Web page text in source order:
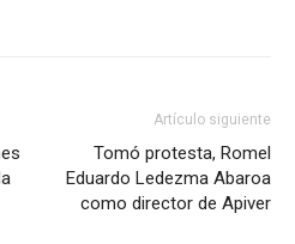
Artículo siguiente
Tomó protesta, Romel
Eduardo Ledezma Abaroa
como director de Apiver